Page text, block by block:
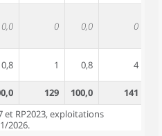
0,0 0 0,0 0
0,8 1 0,8 4
129 100,0 141
et RP2023, exploitations
2026.